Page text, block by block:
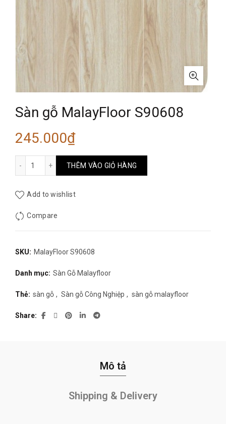
Sàn gỗ MalayFloor S90608
245.000₫
Sàn gỗ MalayFloor S90608 số lượng
THÊM VÀO GIỎ HÀNG
Add to wishlist
Compare
SKU: MalayFloor S90608
Danh mục: Sàn Gỗ Malayfloor
Thẻ: sàn gỗ , Sàn gỗ Công Nghiệp , sàn gỗ malayfloor
Share
Mô tả
Shipping & Delivery